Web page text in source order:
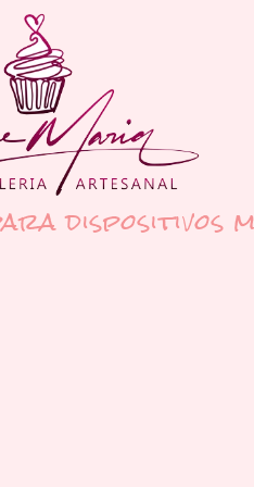
dispositivos